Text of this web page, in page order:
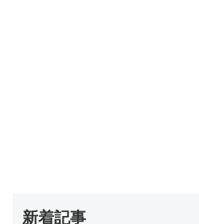
新着記事